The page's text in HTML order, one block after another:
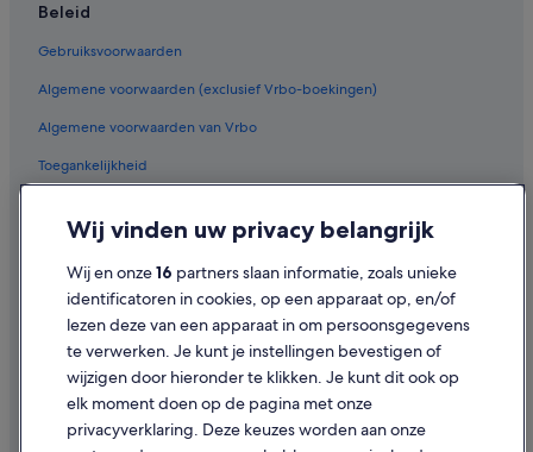
Beleid
Gebruiksvoorwaarden
Algemene voorwaarden (exclusief Vrbo-boekingen)
Algemene voorwaarden van Vrbo
Toegankelijkheid
Cookies
Juridische informatie/Contact
Inhoudsrichtlijnen en inhoud rapporteren
Hulp
Ondersteuning
Wij vinden uw privacy belangrijk
Wij en onze16 partners slaan informatie, zoals unieke
identificatoren in cookies, op een apparaat op, en/of
lezen deze van een apparaat in om persoonsgegevens
te verwerken. Je kunt je instellingen bevestigen of
wijzigen door hieronder te klikken. Je kunt dit ook op
elk moment doen op de pagina met onze
privacyverklaring. Deze keuzes worden aan onze